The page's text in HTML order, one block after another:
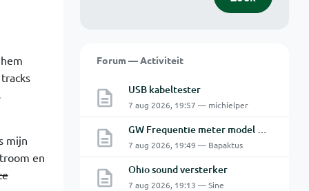
Forum — Activiteit
USB kabeltester
7 aug 2026, 19:57 — michielper
GW Frequentie meter model GFC-8010G probleem
7 aug 2026, 19:49 — Bapaktus
Ohio sound versterker
7 aug 2026, 19:13 — Sine
mijn
en